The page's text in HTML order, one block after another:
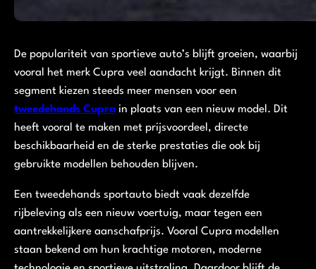
De populariteit van sportieve auto’s blijft groeien, waarbij
vooral het merk Cupra veel aandacht krijgt. Binnen dit
segment kiezen steeds meer mensen voor een
tweedehands Cupra in plaats van een nieuw model. Dit
heeft vooral te maken met prijsvoordeel, directe
beschikbaarheid en de sterke prestaties die ook bij
gebruikte modellen behouden blijven.
Een tweedehands sportauto biedt vaak dezelfde
rijbeleving als een nieuw voertuig, maar tegen een
aantrekkelijkere aanschafprijs. Vooral Cupra modellen
staan bekend om hun krachtige motoren, moderne